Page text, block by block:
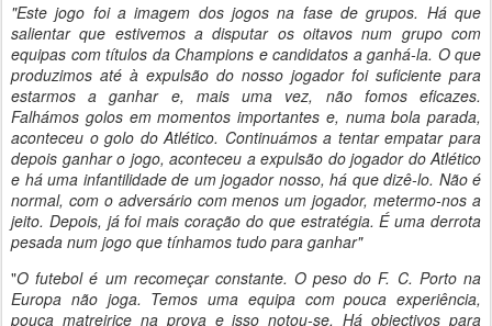
"Este jogo foi a imagem dos jogos na fase de grupos. Há que
salientar que estivemos a disputar os oitavos num grupo com
equipas com títulos da Champions e candidatos a ganhá-la. O que
produzimos até à expulsão do nosso jogador foi suficiente para
estarmos a ganhar e, mais uma vez, não fomos eficazes.
Falhámos golos em momentos importantes e, numa bola parada,
aconteceu o golo do Atlético. Continuámos a tentar empatar para
depois ganhar o jogo, aconteceu a expulsão do jogador do Atlético
e há uma infantilidade de um jogador nosso, há que dizê-lo. Não é
normal, com o adversário com menos um jogador, metermo-nos a
jeito. Depois, já foi mais coração do que estratégia. É uma derrota
pesada num jogo que tínhamos tudo para ganhar"
"O futebol é um recomeçar constante. O peso do F. C. Porto na
Europa não joga. Temos uma equipa com pouca experiência,
pouca matreirice na prova e isso notou-se. Há objectivos para